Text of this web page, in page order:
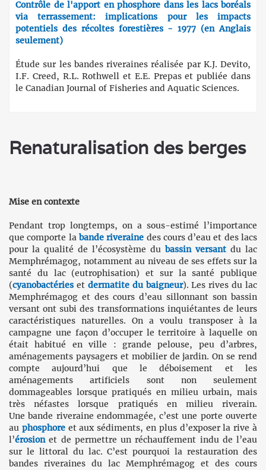
Contrôle de l'apport en phosphore dans les lacs boréals
via terrassement: implications pour les impacts
potentiels des récoltes forestières - 1977 (en Anglais
seulement)
Étude sur les bandes riveraines réalisée par K.J. Devito,
I.F. Creed, R.L. Rothwell et E.E. Prepas et publiée dans
le Canadian Journal of Fisheries and Aquatic Sciences.
Renaturalisation des berges
Mise en contexte
Pendant trop longtemps, on a sous-estimé l’importance
que comporte la bande riveraine des cours d’eau et des lacs
pour la qualité de l’écosystème du bassin versant du lac
Memphrémagog, notamment au niveau de ses effets sur la
santé du lac (eutrophisation) et sur la santé publique
(cyanobactéries et dermatite du baigneur). Les rives du lac
Memphrémagog et des cours d’eau sillonnant son bassin
versant ont subi des transformations inquiétantes de leurs
caractéristiques naturelles. On a voulu transposer à la
campagne une façon d’occuper le territoire à laquelle on
était habitué en ville : grande pelouse, peu d’arbres,
aménagements paysagers et mobilier de jardin. On se rend
compte aujourd’hui que le déboisement et les
aménagements artificiels sont non seulement
dommageables lorsque pratiqués en milieu urbain, mais
très néfastes lorsque pratiqués en milieu riverain.
Une bande riveraine endommagée, c’est une porte ouverte
au phosphoreet aux sédiments, en plus d’exposer la rive à
l’érosionet de permettre un réchauffement indu de l’eau
sur le littoral du lac. C’est pourquoi la restauration des
bandes riveraines du lac Memphrémagog et des cours